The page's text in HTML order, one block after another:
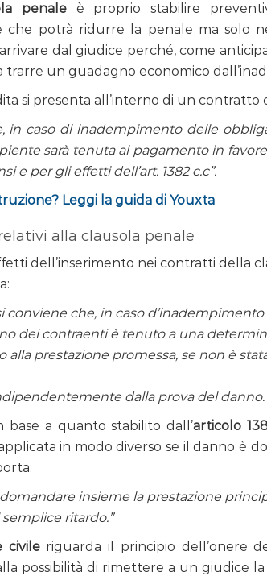
penaleè proprio stabilire
che potrà ridurre la penale ma solo
dal giudice perché, come
trarre un guadagno economico
si presenta all’interno di un contratto
in caso di inadempimento delle
sarà tenuta al pagamento in
e per gli effetti dell’art. 1382 c.c”.
Leggi la guida di Youxta
alla clausola penale
dell’inserimento nei contratti della
conviene che, in caso
dei contraenti è tenuto a una
alla prestazione promessa, se non è
dalla prova del
a quanto stabilito dall’articolo
in modo diverso se il danno è
insieme la prestazione
ritardo.”
civileriguarda il principio dell’onere
possibilità di rimettere a un giudice